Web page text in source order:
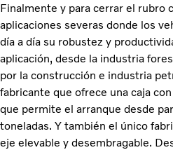
Finalmente y para cerrar el rubro
aplicaciones severas donde los
día a día su robustez y
aplicación, desde la industria
por la construcción e industria
fabricante que ofrece una caja
que permite el arranque desde
toneladas. Y también el único
eje elevable y desembragable.